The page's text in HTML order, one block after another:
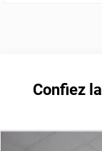
Confiez